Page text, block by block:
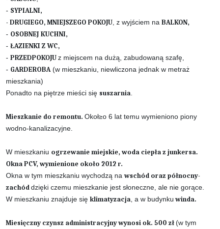
- SYPIALNI,
- DRUGIEGO, MNIEJSZEGO POKOJU, z wyjściem na BALKON,
- OSOBNEJ KUCHNI,
- ŁAZIENKI Z WC,
- PRZEDPOKOJUz miejscem na dużą, zabudowaną szafę,
- GARDEROBA (w mieszkaniu, niewliczona jednak w metraż
mieszkania)
Ponadto na piętrze mieści się suszarnia.
Mieszkanie do remontu. Okoł≥o 6 lat temu wymieniono piony
wodno-kanalizacyjne.
W mieszkaniu ogrzewanie miejskie, woda ciepła z junkersa.
Okna PCV, wymienione około 2012 r.
Okna w tym mieszkaniu wychodzą nawschód oraz północny-
zachóddzięki czemu mieszkanie jest słoneczne, ale nie gorące.
W mieszkaniu znajduje się klimatyzacja, a w budynkuwinda.
Miesięczny czynsz administracyjny wynosi ok. 500 zł(w tym